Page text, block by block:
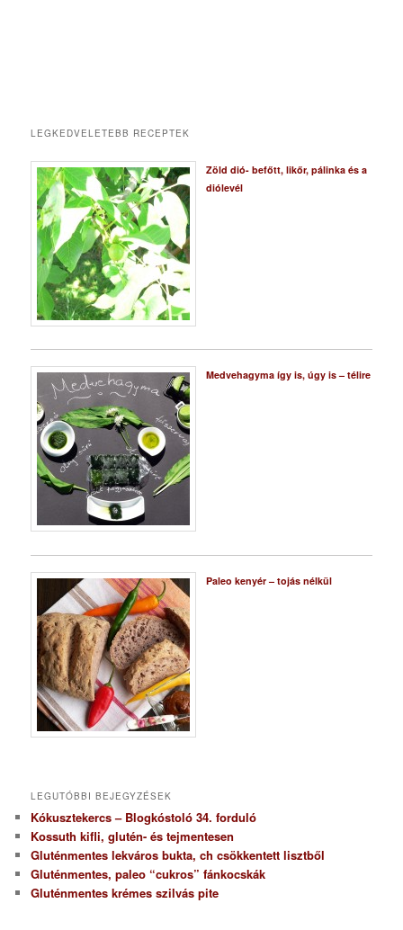
LEGKEDVELETEBB RECEPTEK
Zöld dió- befőtt, likőr, pálinka és a
diólevél
Medvehagyma így is, úgy is – télire
Paleo kenyér – tojás nélkül
LEGUTÓBBI BEJEGYZÉSEK
Kókusztekercs – Blogkóstoló 34. forduló
Kossuth kifli, glutén- és tejmentesen
Gluténmentes lekváros bukta, ch csökkentett lisztből
Gluténmentes, paleo “cukros” fánkocskák
Gluténmentes krémes szilvás pite